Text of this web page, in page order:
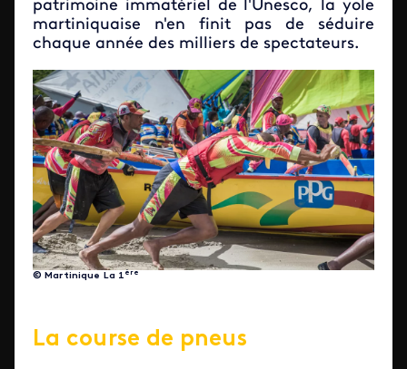
patrimoine immatériel de l'Unesco, la yole
martiniquaise n'en finit pas de séduire
chaque année des milliers de spectateurs.
© Martinique La 1 ère
La course de pneus